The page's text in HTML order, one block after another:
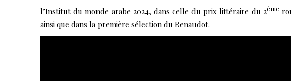
l’Institut du monde arabe 2024, dans celle du prix littéraire du 2ème
ainsi que dans la première sélection du Renaudot.